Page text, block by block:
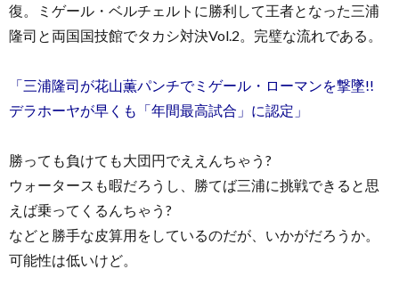
復。ミゲール・ベルチェルトに勝利して王者となった三浦
隆司と両国国技館でタカシ対決Vol.2。完璧な流れである。
「三浦隆司が花山薫パンチでミゲール・ローマンを撃墜!!
デラホーヤが早くも「年間最高試合」に認定」
勝っても負けても大団円でええんちゃう?
ウォータースも暇だろうし、勝てば三浦に挑戦できると思
えば乗ってくるんちゃう?
などと勝手な皮算用をしているのだが、いかがだろうか。
可能性は低いけど。